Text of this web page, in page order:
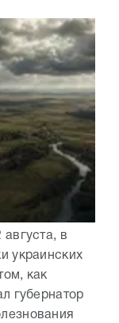
в
украинских
как
губернатор